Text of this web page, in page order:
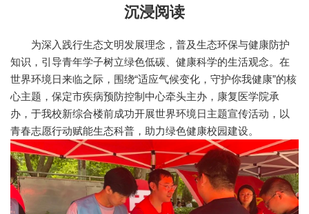
沉浸阅读
为深入践行生态文明发展理念，普及生态环保与健康防护
知识，引导青年学子树立绿色低碳、健康科学的生活观念。在
世界环境日来临之际，围绕“适应气候变化，守护你我健康”的核
心主题，保定市疾病预防控制中心牵头主办，康复医学院承
办，于我校新综合楼前成功开展世界环境日主题宣传活动，以
青春志愿行动赋能生态科普，助力绿色健康校园建设。